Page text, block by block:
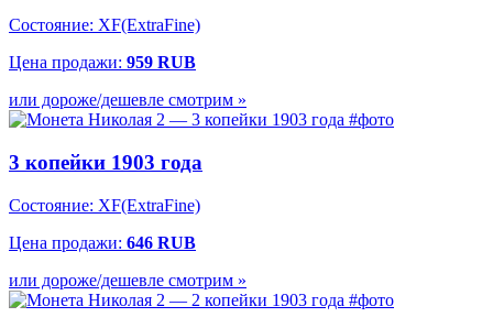
Состояние: XF(ExtraFine)
Цена продажи: 959 RUB
или дороже/дешевле смотрим »
3 копейки 1903 года
Состояние: XF(ExtraFine)
Цена продажи: 646 RUB
или дороже/дешевле смотрим »